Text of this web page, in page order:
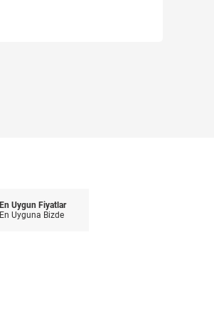
En Uygun Fiyatlar
En Uyguna Bizde